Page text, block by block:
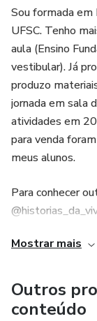
Sou formada
UFSC. Tenho
aula (Ensino
vestibular). Já
produzo
jornada em sala
atividades em
para venda
meus alunos.
Para conhecer
Meu email:
Mostrar mais
Outros
conteúdo